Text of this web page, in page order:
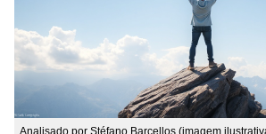
Analisado por Stéfano Barcellos (imagem